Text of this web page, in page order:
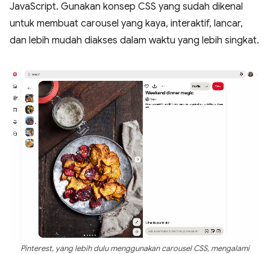
JavaScript. Gunakan konsep CSS yang sudah dikenal
untuk membuat carousel yang kaya, interaktif, lancar,
dan lebih mudah diakses dalam waktu yang lebih singkat.
Pinterest, yang lebih dulu menggunakan carousel CSS, mengalami